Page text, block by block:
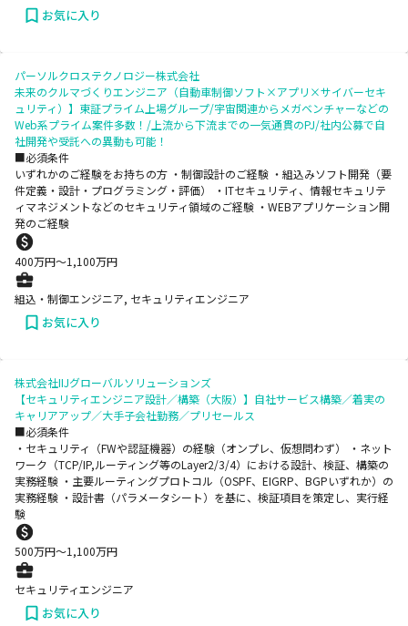
お気に入り
パーソルクロステクノロジー株式会社
未来のクルマづくりエンジニア（自動車制御ソフト×アプリ×サイバーセキ
ュリティ）】東証プライム上場グループ/宇宙関連からメガベンチャーなどの
Web系プライム案件多数！/上流から下流までの一気通貫のPJ/社内公募で自
社開発や受託への異動も可能！
■必須条件
いずれかのご経験をお持ちの方 ・制御設計のご経験 ・組込みソフト開発（要
件定義・設計・プログラミング・評価） ・ITセキュリティ、情報セキュリテ
ィマネジメントなどのセキュリティ領域のご経験 ・WEBアプリケーション開
発のご経験
400万円〜1,100万円
組込・制御エンジニア, セキュリティエンジニア
お気に入り
株式会社IIJグローバルソリューションズ
【セキュリティエンジニア設計／構築（大阪）】自社サービス構築／着実の
キャリアアップ／大手子会社勤務／プリセールス
■必須条件
・セキュリティ（FWや認証機器）の経験（オンプレ、仮想問わず） ・ネット
ワーク（TCP/IP,ルーティング等のLayer2/3/4）における設計、検証、構築の
実務経験 ・主要ルーティングプロトコル（OSPF、EIGRP、BGPいずれか）の
実務経験 ・設計書（パラメータシート）を基に、検証項目を策定し、実行経
験
500万円〜1,100万円
セキュリティエンジニア
お気に入り